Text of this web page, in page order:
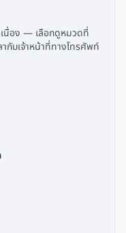
นื่อง — เลือกดูหมวดที่
ากับเจ้าหน้าที่ทางโทรศัพท์